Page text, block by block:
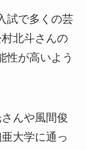
試で多くの芸
北斗さんの
性が高いよう
んや風間俊
大学に通っ